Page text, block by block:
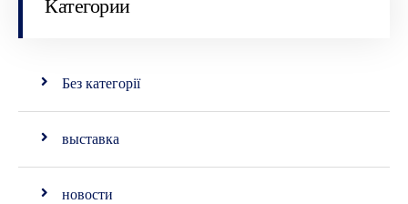
Категории
Без категорії
выставка
новости